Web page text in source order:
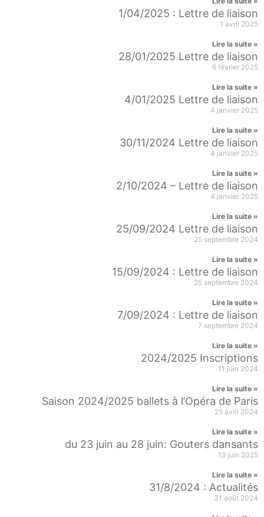
1/04/2025 : Lettre de liaison
1 avril 2025
Lire la suite »
28/01/2025 Lettre de liaison
6 février 2025
Lire la suite »
4/01/2025 Lettre de liaison
4 janvier 2025
Lire la suite »
30/11/2024 Lettre de liaison
4 janvier 2025
Lire la suite »
2/10/2024 – Lettre de liaison
4 janvier 2025
Lire la suite »
25/09/2024 Lettre de liaison
25 septembre 2024
Lire la suite »
15/09/2024 : Lettre de liaison
25 septembre 2024
Lire la suite »
7/09/2024 : Lettre de liaison
7 septembre 2024
Lire la suite »
2024/2025 Inscriptions
11 juin 2024
Lire la suite »
Saison 2024/2025 ballets à l’Opéra de Paris
25 avril 2024
Lire la suite »
du 23 juin au 28 juin: Gouters dansants
19 juin 2025
Lire la suite »
31/8/2024 : Actualités
31 août 2024